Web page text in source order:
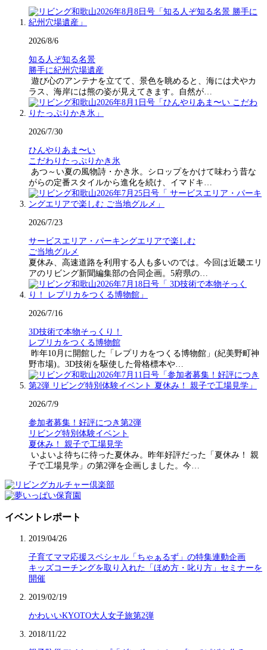
2026/8/6
知る人ぞ知る名景
勝手に紀州穴場遺産
遊び心のアンテナを立てて、景色を眺めると、海には犬やカ
ラス、海岸には熊の姿が見えてきます。自然が…
2026/7/30
ひんやりあま〜い
こだわりたっぷりかき氷
あつ～い夏の風物詩・かき氷。シロップをかけて味わう昔な
がらの定番スタイルから進化を続け、イマドキ…
2026/7/23
サービスエリア・パーキングエリアで楽しむ
ご当地グルメ
夏休み、高速道路を利用する人も多いのでは。今回は近畿エリ
アのリビング新聞編集部の合同企画。5府県の…
2026/7/16
3D技術で本物そっくり！
レプリカをつくる博物館
昨年10月に開館した「レプリカをつくる博物館」(紀美野町神
野市場)。3D技術を駆使した骨格標本や…
2026/7/9
参加者募集！好評につき第2弾
リビング特別体験イベント
夏休み！ 親子で工場見学
いよいよ待ちに待った夏休み。昨年好評だった「夏休み！ 親
子で工場見学」の第2弾を企画しました。今…
イベントレポート
2019/04/26
子育てママ応援スペシャル「ちゃぁるず」の特集連動企画
キッズコーチングを取り入れた「ほめ方・叱り方」セミナーを
開催
2019/02/19
かわいいKYOTO大人女子旅第2弾
2018/11/22